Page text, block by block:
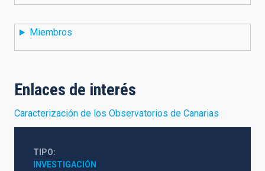
Miembros
Enlaces de interés
Caracterización de los Observatorios de Canarias
TIPO
INVESTIGACIÓN